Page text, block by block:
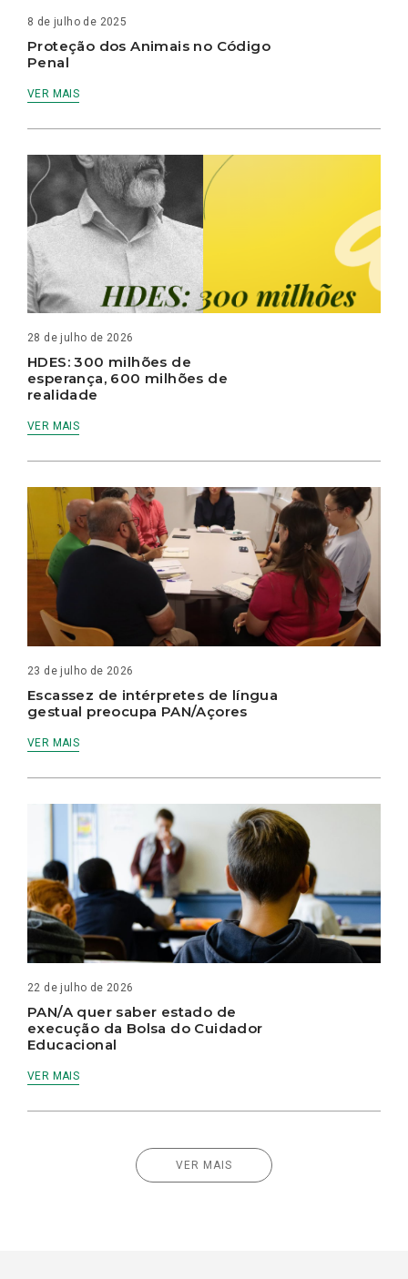
8 de julho de 2025
Proteção dos Animais no Código
Penal
VER MAIS
28 de julho de 2026
HDES: 300 milhões de
esperança, 600 milhões de
realidade
VER MAIS
23 de julho de 2026
Escassez de intérpretes de língua
gestual preocupa PAN/Açores
VER MAIS
22 de julho de 2026
PAN/A quer saber estado de
execução da Bolsa do Cuidador
Educacional
VER MAIS
VER MAIS